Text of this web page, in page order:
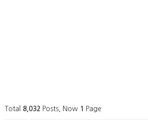
Total 8,032 Posts, Now 1 Page